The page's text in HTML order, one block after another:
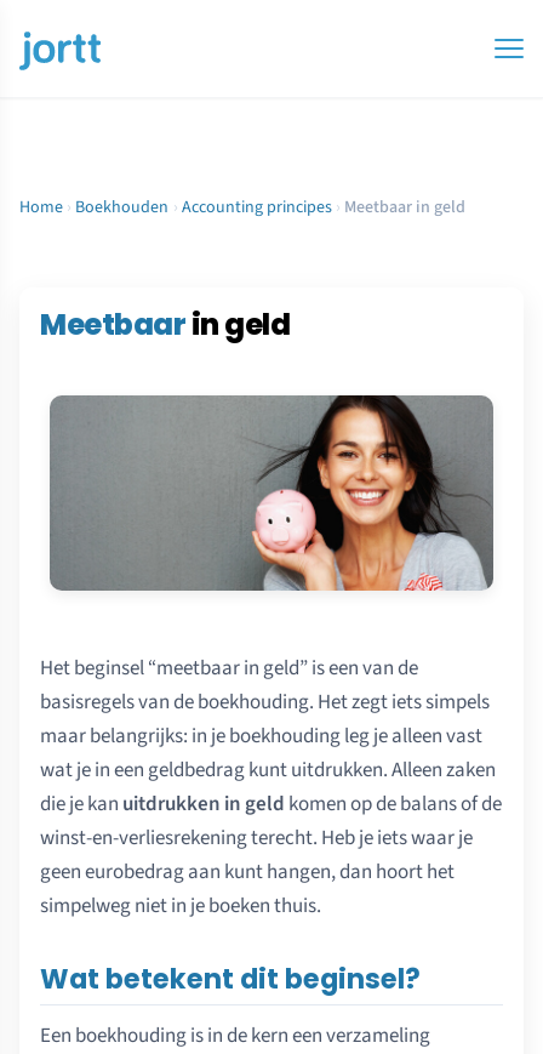
Home › Boekhouden › Accounting principes › Meetbaar in geld
Meetbaarin geld
Het beginsel “meetbaar in geld” is een van de
basisregels van de boekhouding. Het zegt iets simpels
maar belangrijks: in je boekhouding leg je alleen vast
wat je in een geldbedrag kunt uitdrukken. Alleen zaken
die je kan uitdrukken in geld komen op de balans of de
winst-en-verliesrekening terecht. Heb je iets waar je
geen euro­bedrag aan kunt hangen, dan hoort het
simpelweg niet in je boeken thuis.
Wat betekent dit beginsel?
Een boekhouding is in de kern een verzameling